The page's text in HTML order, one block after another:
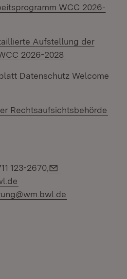
WCC 2026-
Aufstellung der
2026-2028
Datenschutz Welcome
Rechtsaufsichtsbehörde
123-2670,